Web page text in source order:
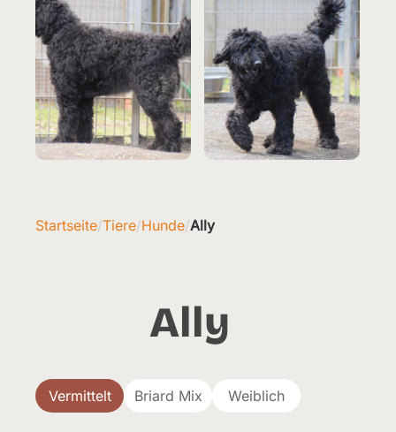
Startseite/Tiere/Hunde/Ally
Ally
Vermittelt Briard Mix Weiblich